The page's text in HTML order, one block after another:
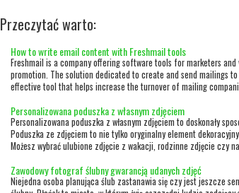
Przeczytać warto:
How to write email content with Freshmail tools
Freshmail is a company offering software tools for marketers
promotion. The solution dedicated to create and send mailings
effective tool that helps increase the turnover of mailing
Personalizowana poduszka z własnym zdjęciem
Personalizowana poduszka z własnym zdjęciem to doskonały
Poduszka ze zdjęciem to nie tylko oryginalny element
Możesz wybrać ulubione zdjęcie z wakacji, rodzinne zdjęcie czy
Zawodowy fotograf ślubny gwarancją udanych zdjęć
Niejedna osoba planująca ślub zastanawia się czy jest jeszcze